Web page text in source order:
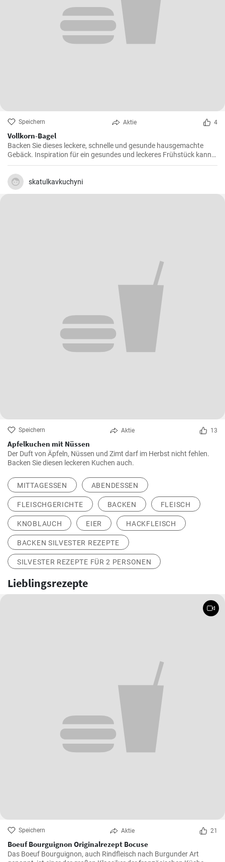
Speichern Aktie 4
Vollkorn-Bagel
Backen Sie dieses leckere, schnelle und gesunde hausgemachte
Gebäck. Inspiration für ein gesundes und leckeres Frühstück kann
man nie genug haben.
skatulkavkuchyni
Speichern Aktie 13
Apfelkuchen mit Nüssen
Der Duft von Äpfeln, Nüssen und Zimt darf im Herbst nicht fehlen.
Backen Sie diesen leckeren Kuchen auch.
MITTAGESSEN ABENDESSEN
FLEISCHGERICHTE BACKEN FLEISCH
KNOBLAUCH EIER HACKFLEISCH
BACKEN SILVESTER REZEPTE
SILVESTER REZEPTE FÜR 2 PERSONEN
Lieblingsrezepte
Speichern Aktie 21
Boeuf Bourguignon Originalrezept Bocuse
Das Boeuf Bourguignon, auch Rindfleisch nach Burgunder Art